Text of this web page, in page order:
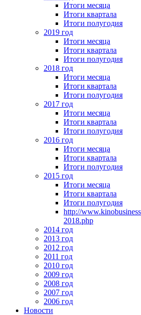
Итоги месяца
Итоги квартала
Итоги полугодия
2019 год
Итоги месяца
Итоги квартала
Итоги полугодия
2018 год
Итоги месяца
Итоги квартала
Итоги полугодия
2017 год
Итоги месяца
Итоги квартала
Итоги полугодия
2016 год
Итоги месяца
Итоги квартала
Итоги полугодия
2015 год
Итоги месяца
Итоги квартала
Итоги полугодия
http://
2018.php
2014 год
2013 год
2012 год
2011 год
2010 год
2009 год
2008 год
2007 год
2006 год
Новости